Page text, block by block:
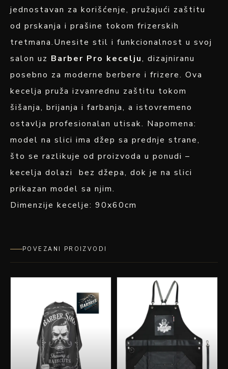
jednostavan za korišćenje, pružajući zaštitu
od prskanja i prašine tokom frizerskih
tretmana.Unesite stil i funkcionalnost u svoj
salon uz Barber Pro kecelju, dizajniranu
posebno za moderne berbere i frizere. Ova
kecelja pruža izvanrednu zaštitu tokom
šišanja, brijanja i farbanja, a istovremeno
ostavlja profesionalan utisak. Napomena:
model na slici ima džep sa prednje strane,
što se razlikuje od proizvoda u ponudi –
kecelja dolazi bez džepa, dok je na slici
prikazan model sa njim.
Dimenzije kecelje: 90x60cm
POVEZANI PROIZVODI